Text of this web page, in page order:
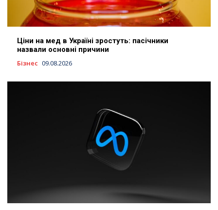
Ціни на мед в Україні зростуть: пасічники
назвали основні причини
Бізнес 09.08.2026